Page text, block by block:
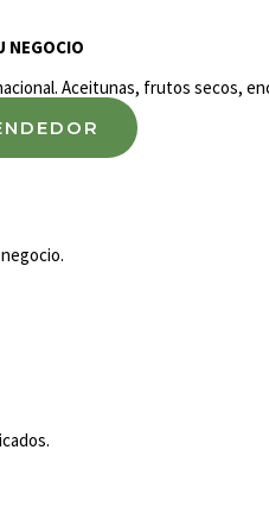
NEGOCIO
Aceitunas, frutos secos,